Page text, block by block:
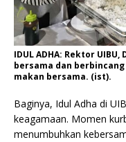
IDUL ADHA: Rektor
bersama dan
makan bersama. (ist).
Baginya, Idul Adha di
keagamaan. Momen
menumbuhkan